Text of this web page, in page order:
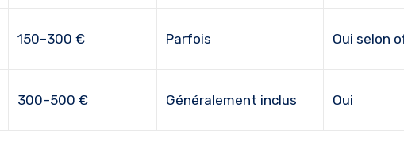
150–300 € Parfois Oui selon
300–500 € Généralement inclus Oui